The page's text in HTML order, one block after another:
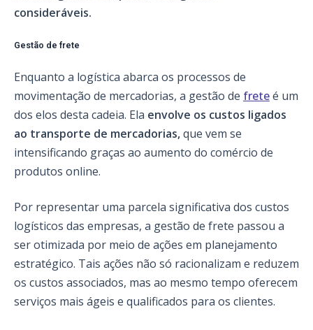
consideráveis.
Gestão de frete
Enquanto a logística abarca os processos de
movimentação de mercadorias, a gestão de freteé um
dos elos desta cadeia. Ela envolve os custos ligados
ao transporte de mercadorias,que vem se
intensificando graças ao aumento do comércio de
produtos online.
Por representar uma parcela significativa dos custos
logísticos das empresas, a gestão de frete passou a
ser otimizada por meio de ações em planejamento
estratégico. Tais ações não só racionalizam e reduzem
os custos associados, mas ao mesmo tempo oferecem
serviços mais ágeis e qualificados para os clientes.